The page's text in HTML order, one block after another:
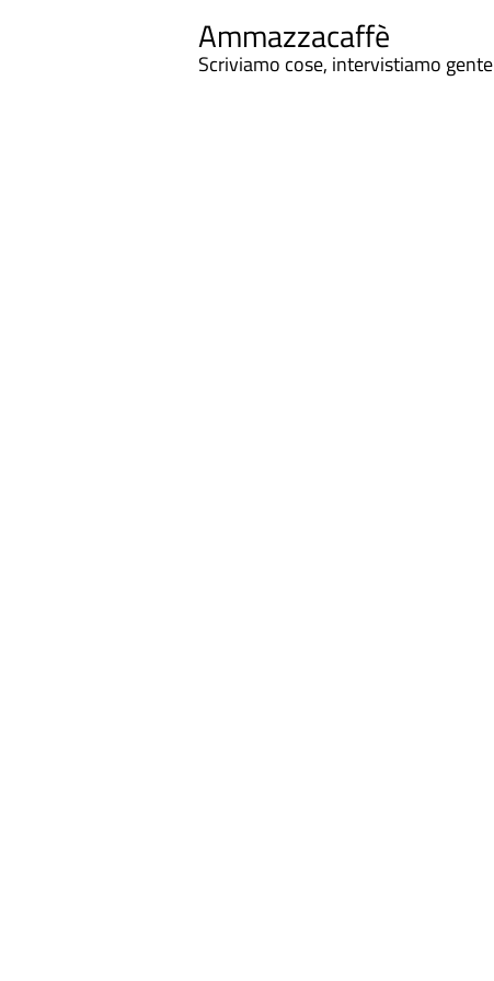
Ammazzacaffè
Scriviamo cose, intervistiamo gente